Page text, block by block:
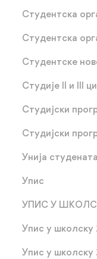
Студентска
Студентска
Студентске
Студије II и III
Студијски
Студијски
Унија
Упис
УПИС У
Упис у школску
Упис у школску